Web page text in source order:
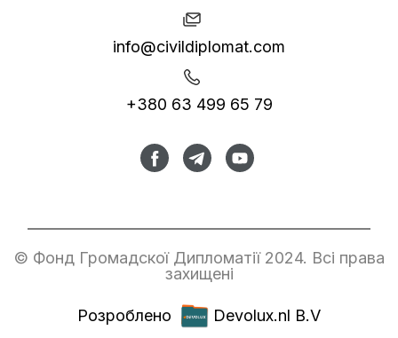
info@civildiplomat.com
+380 63 499 65 79
Розроблено Devolux.nl B.V
© Фонд Громадскої Дипломатії 2024. Всі права
захищені